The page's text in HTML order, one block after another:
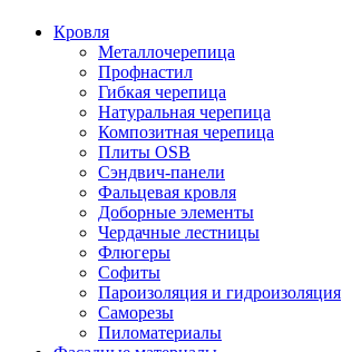
Кровля
Металлочерепица
Профнастил
Гибкая черепица
Натуральная черепица
Композитная черепица
Плиты OSB
Сэндвич-панели
Фальцевая кровля
Доборные элементы
Чердачные лестницы
Флюгеры
Софиты
Пароизоляция и гидроизоляция
Саморезы
Пиломатериалы